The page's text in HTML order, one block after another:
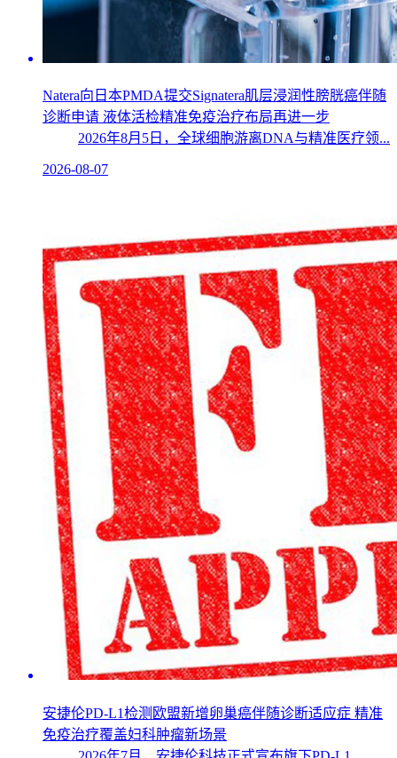
Natera向日本PMDA提交Signatera肌层浸润性膀胱癌伴随
诊断申请 液体活检精准免疫治疗布局再进一步
2026年8月5日，全球细胞游离DNA与精准医疗领...
2026-08-07
安捷伦PD-L1检测欧盟新增卵巢癌伴随诊断适应症 精准
免疫治疗覆盖妇科肿瘤新场景